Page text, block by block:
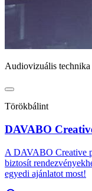
Audiovizuális
Törökbálint
DAVABO
A DAVABO Creative
biztosít
egyedi ajánlatot most!